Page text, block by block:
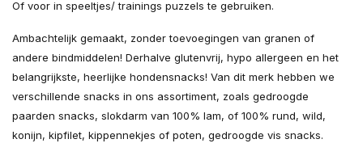
Of voor in speeltjes/ trainings puzzels te gebruiken.
Ambachtelijk gemaakt, zonder toevoegingen van granen of
andere bindmiddelen! Derhalve glutenvrij, hypo allergeen en het
belangrijkste, heerlijke hondensnacks! Van dit merk hebben we
verschillende snacks in ons assortiment, zoals gedroogde
paarden snacks, slokdarm van 100% lam, of 100% rund, wild,
konijn, kipfilet, kippennekjes of poten, gedroogde vis snacks.